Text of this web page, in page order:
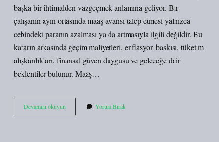
başka bir ihtimalden vazgeçmek anlamına geliyor. Bir
çalışanın ayın ortasında maaş avansı talep etmesi yalnızca
cebindeki paranın azalması ya da artmasıyla ilgili değildir. Bu
kararın arkasında geçim maliyetleri, enflasyon baskısı, tüketim
alışkanlıkları, finansal güven duygusu ve geleceğe dair
beklentiler bulunur. Maaş…
Devamını okuyun
almak
Yorum Bırak